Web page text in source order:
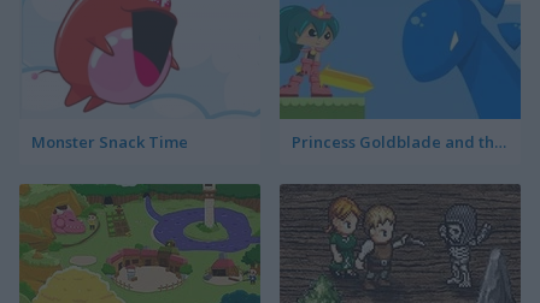
Monster Snack Time Princess Goldblade and the Dangerous Water